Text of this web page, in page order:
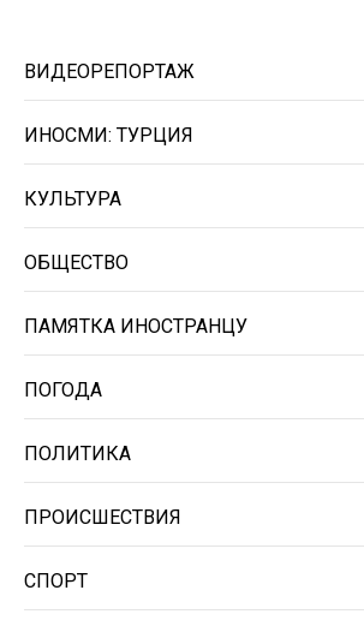
ВИДЕОРЕПОРТАЖ
ИНОСМИ: ТУРЦИЯ
КУЛЬТУРА
ОБЩЕСТВО
ПАМЯТКА ИНОСТРАНЦУ
ПОГОДА
ПОЛИТИКА
ПРОИСШЕСТВИЯ
СПОРТ